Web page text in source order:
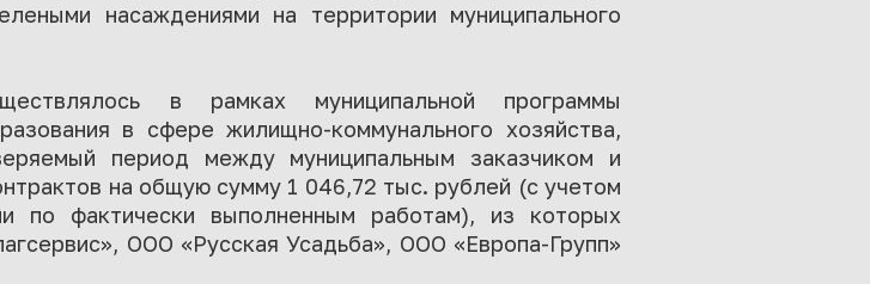
насаждениями на территории муниципального
в рамках муниципальной программы
в сфере жилищно-коммунального хозяйства,
период между муниципальным заказчиком и
на общую сумму 1 046,72 тыс. рублей (с учетом
по фактически выполненным работам), из которых
ООО «Русская Усадьба», ООО «Европа-Групп»